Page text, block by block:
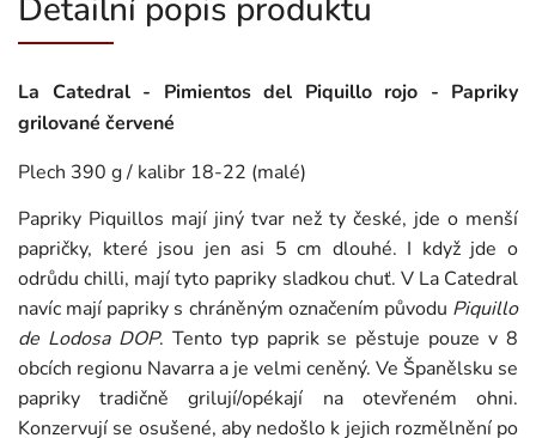
La Catedral - Pimientos del Piquillo rojo - Papriky
grilované červené
Plech 390 g / kalibr 18-22 (malé)
Papriky Piquillos mají jiný tvar než ty české, jde o menší
papričky, které jsou jen asi 5 cm dlouhé. I když jde o
odrůdu chilli, mají tyto papriky sladkou chuť. V La Catedral
navíc mají papriky s chráněným označením původu Piquillo
de Lodosa DOP. Tento typ paprik se pěstuje pouze v 8
obcích regionu Navarra a je velmi ceněný. Ve Španělsku se
papriky tradičně grilují/opékají na otevřeném ohni.
Konzervují se osušené, aby nedošlo k jejich rozmělnění po